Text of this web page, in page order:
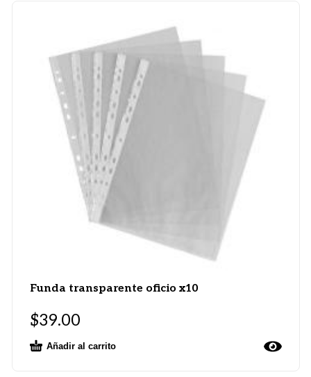
Funda transparente oficio x10
$39.00
Añadir al carrito